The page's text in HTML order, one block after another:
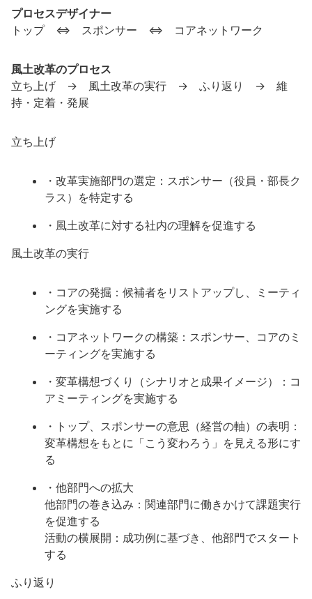
プロセスデザイナー
トップ ⇔ スポンサー ⇔ コアネットワーク
風土改革のプロセス
立ち上げ → 風土改革の実行 → ふり返り → 維
持・定着・発展
立ち上げ
・改革実施部門の選定：スポンサー（役員・部長ク
ラス）を特定する
・風土改革に対する社内の理解を促進する
風土改革の実行
・コアの発掘：候補者をリストアップし、ミーティ
ングを実施する
・コアネットワークの構築：スポンサー、コアのミ
ーティングを実施する
・変革構想づくり（シナリオと成果イメージ）：コ
アミーティングを実施する
・トップ、スポンサーの意思（経営の軸）の表明：
変革構想をもとに「こう変わろう」を見える形にす
る
・他部門への拡大
他部門の巻き込み：関連部門に働きかけて課題実行
を促進する
活動の横展開：成功例に基づき、他部門でスタート
する
ふり返り